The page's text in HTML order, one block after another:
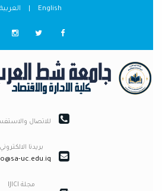
English
| العربية
للاتصال والاستفسار
بريدنا الالكتروني
info@sa-uc.edu.iq
مجلة IJICI